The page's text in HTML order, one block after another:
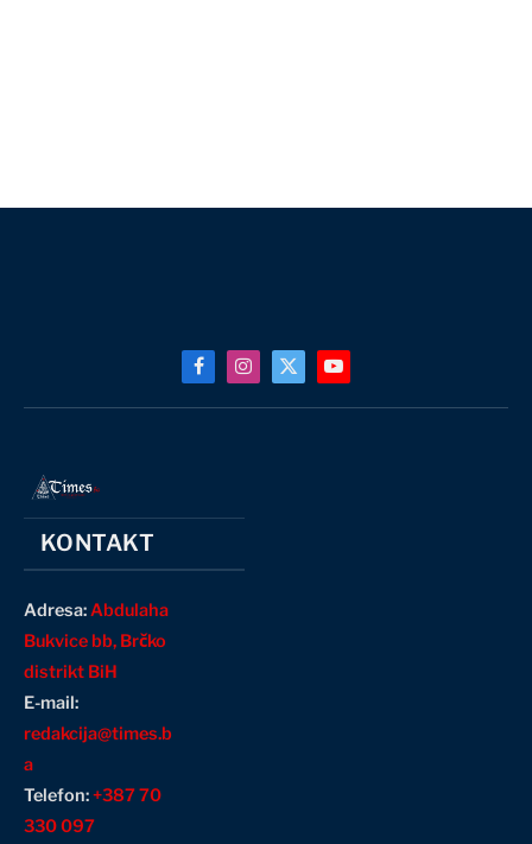
FacebookInstagram
X
(Twitter)
YouTube
KONTAKT
Adresa:Abdulaha
Bukvice bb, Brčko
distrikt BiH
E-mail:
redakcija@times.b
a
Telefon:+387 70
330 097